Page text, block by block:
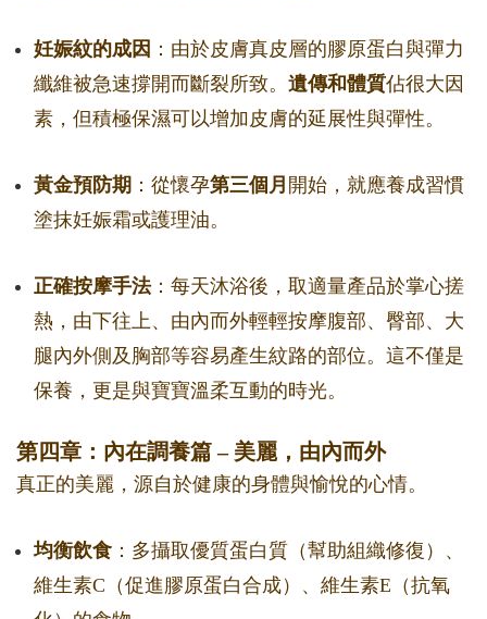
妊娠紋的成因 ：由於皮膚真皮層的膠原蛋白與彈力
纖維被急速撐開而斷裂所致。 遺傳和體質佔很大因
素，但積極保濕可以增加皮膚的延展性與彈性。
黃金預防期 ：從懷孕第三個月 開始，就應養成習慣
塗抹妊娠霜或護理油。
正確按摩手法：每天沐浴後，取適量產品於掌心搓
熱，由下往上、由內而外輕輕按摩腹部、臀部、大
腿內外側及胸部等容易產生紋路的部位。這不僅是
保養，更是與寶寶溫柔互動的時光。
第四章：內在調養篇 – 美麗，由內而外
真正的美麗，源自於健康的身體與愉悅的心情。
均衡飲食 ：多攝取優質蛋白質（幫助組織修復）、
維生素C（促進膠原蛋白合成）、維生素E（抗氧